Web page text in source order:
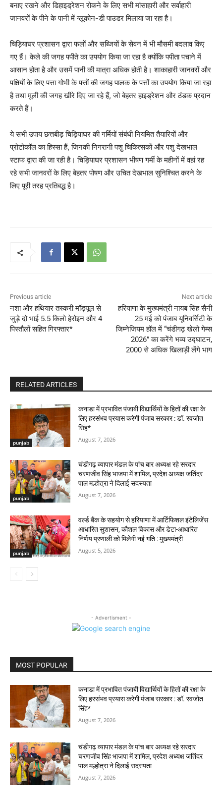
बनाए रखने और डिहाइड्रेशन रोकने के लिए सभी मांसाहारी और सर्वाहारी
जानवरों के पीने के पानी में ग्लूकोन-डी पाउडर मिलाया जा रहा है।
चिड़ियाघर प्रशासन द्वारा फलों और सब्जियों के सेवन में भी मौसमी बदलाव किए
गए हैं। केले की जगह पपीते का उपयोग किया जा रहा है क्योंकि पपीता पचाने में
आसान होता है और उसमें पानी की मात्रा अधिक होती है। शाकाहारी जानवरों और
पक्षियों के लिए पत्ता गोभी के पत्तों की जगह पालक के पत्तों का उपयोग किया जा रहा
है तथा मूली की जगह खीरे दिए जा रहे हैं, जो बेहतर हाइड्रेशन और ठंडक प्रदान
करते हैं।
ये सभी उपाय छत्तबीड़ चिड़ियाघर की गर्मियों संबंधी नियमित तैयारियों और
प्रोटोकॉल का हिस्सा हैं, जिनकी निगरानी पशु चिकित्सकों और पशु देखभाल
स्टाफ द्वारा की जा रही है। चिड़ियाघर प्रशासन भीषण गर्मी के महीनों में वहां रह
रहे सभी जानवरों के लिए बेहतर पोषण और उचित देखभाल सुनिश्चित करने के
लिए पूरी तरह प्रतिबद्ध है।
Previous article
नशा और हथियार तस्करी मॉड्यूल से
जुड़े दो भाई 5.5 किलो हेरोइन और 4
पिस्तौलों सहित गिरफ्तार*
Next article
हरियाणा के मुख्यमंत्री नायब सिंह सैनी
25 मई को पंजाब यूनिवर्सिटी के
जिम्नेजियम हॉल में “चंडीगढ़ खेलो गेम्स
2026” का करेंगे भव्य उद्घाटन,
2000 से अधिक खिलाड़ी लेंगे भाग
RELATED ARTICLES
punjab
कनाडा में प्रभावित पंजाबी विद्यार्थियों के हितों की रक्षा के
लिए हरसंभव प्रयास करेगी पंजाब सरकार : डॉ. रवजोत
सिंह*
August 7, 2026
punjab
चंडीगढ़ व्यापार मंडल के पांच बार अध्यक्ष रहे सरदार
चरणजीव सिंह भाजपा में शामिल, प्रदेश अध्यक्ष जतिंदर
पाल मल्होत्रा ने दिलाई सदस्यता
August 7, 2026
punjab
वर्ल्ड बैंक के सहयोग से हरियाणा में आर्टिफिशल इंटेलिजेंस
आधारित सुशासन, कौशल विकास और डेटा-आधारित
निर्णय प्रणाली को मिलेगी नई गति : मुख्यमंत्री
August 5, 2026
- Advertisment -
MOST POPULAR
कनाडा में प्रभावित पंजाबी विद्यार्थियों के हितों की रक्षा के
लिए हरसंभव प्रयास करेगी पंजाब सरकार : डॉ. रवजोत
सिंह*
August 7, 2026
चंडीगढ़ व्यापार मंडल के पांच बार अध्यक्ष रहे सरदार
चरणजीव सिंह भाजपा में शामिल, प्रदेश अध्यक्ष जतिंदर
पाल मल्होत्रा ने दिलाई सदस्यता
August 7, 2026